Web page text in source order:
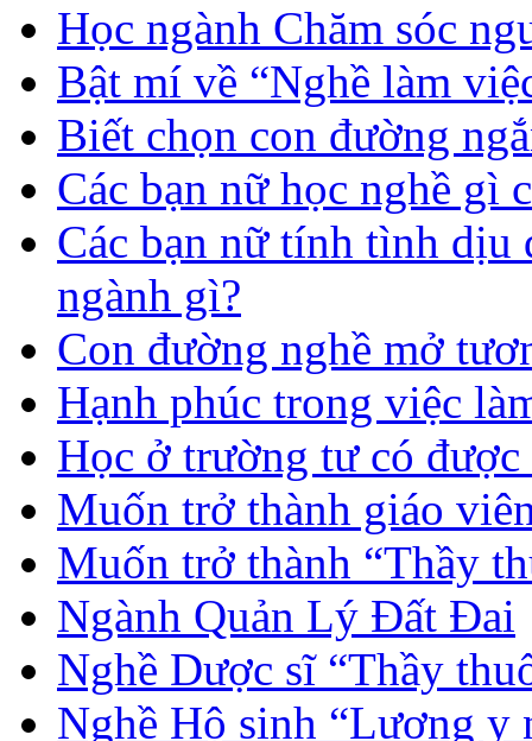
Học ngành Chăm sóc
Bật mí về “Nghề làm
Biết chọn con đường
Các bạn nữ học nghề gì
Các bạn nữ tính tình dịu
ngành gì?
Con đường nghề mở
Hạnh phúc trong việc
Học ở trường tư có
Muốn trở thành giáo
Muốn trở thành “Thầy
Ngành Quản Lý Đất Đai
Nghề Dược sĩ “Thầy
Nghề Hộ sinh “Lương y